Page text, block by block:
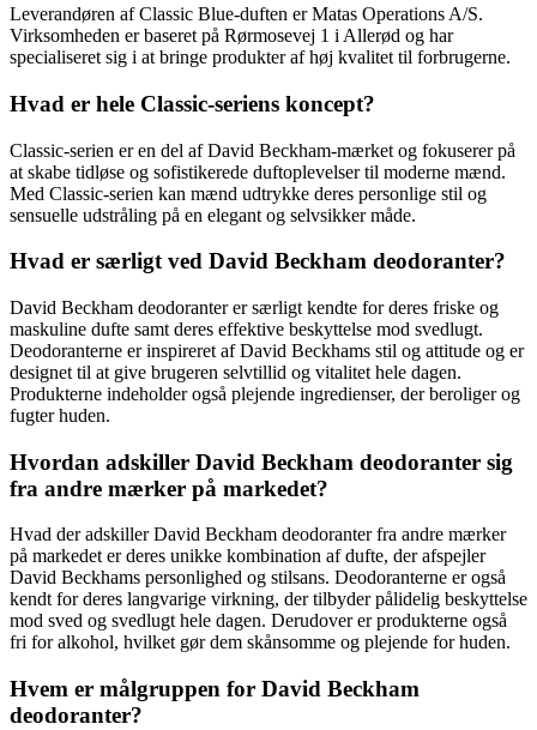
Leverandøren af Classic Blue-duften er Matas Operations A/S.
Virksomheden er baseret på Rørmosevej 1 i Allerød og har
specialiseret sig i at bringe produkter af høj kvalitet til forbrugerne.
Hvad er hele Classic-seriens koncept?
Classic-serien er en del af David Beckham-mærket og fokuserer på
at skabe tidløse og sofistikerede duftoplevelser til moderne mænd.
Med Classic-serien kan mænd udtrykke deres personlige stil og
sensuelle udstråling på en elegant og selvsikker måde.
Hvad er særligt ved David Beckham deodoranter?
David Beckham deodoranter er særligt kendte for deres friske og
maskuline dufte samt deres effektive beskyttelse mod svedlugt.
Deodoranterne er inspireret af David Beckhams stil og attitude og er
designet til at give brugeren selvtillid og vitalitet hele dagen.
Produkterne indeholder også plejende ingredienser, der beroliger og
fugter huden.
Hvordan adskiller David Beckham deodoranter sig
fra andre mærker på markedet?
Hvad der adskiller David Beckham deodoranter fra andre mærker
på markedet er deres unikke kombination af dufte, der afspejler
David Beckhams personlighed og stilsans. Deodoranterne er også
kendt for deres langvarige virkning, der tilbyder pålidelig beskyttelse
mod sved og svedlugt hele dagen. Derudover er produkterne også
fri for alkohol, hvilket gør dem skånsomme og plejende for huden.
Hvem er målgruppen for David Beckham
deodoranter?